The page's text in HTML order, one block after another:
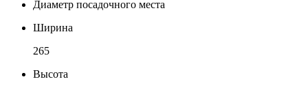
Диаметр посадочного места
Ширина
265
Высота